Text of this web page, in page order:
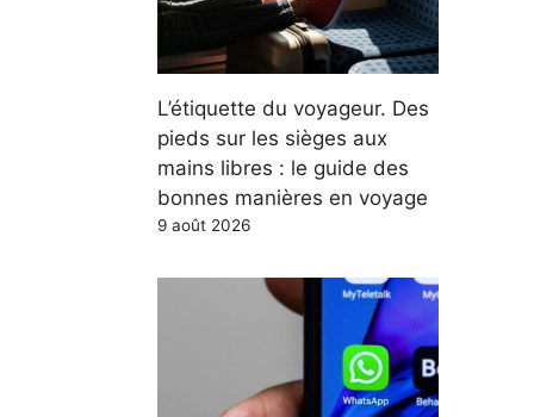
L’étiquette du voyageur. Des
pieds sur les sièges aux
mains libres : le guide des
bonnes manières en voyage
9 août 2026